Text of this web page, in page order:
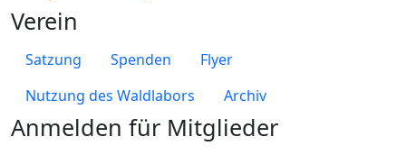
Verein
Satzung Spenden
Flyer
Nutzung des Waldlabors
Archiv
Anmelden für Mitglieder